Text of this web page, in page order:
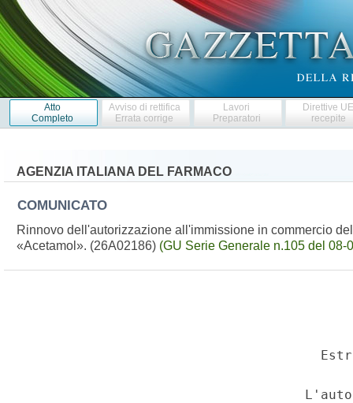
Atto
Completo
Avviso di rettifica
Errata corrige
Lavori
Preparatori
Direttive
recepite
AGENZIA ITALIANA DEL FARMACO
COMUNICATO
Rinnovo dell'autorizzazione all'immissione in commercio
«Acetamol». (26A02186) (GU Serie Generale n.105 del 08-